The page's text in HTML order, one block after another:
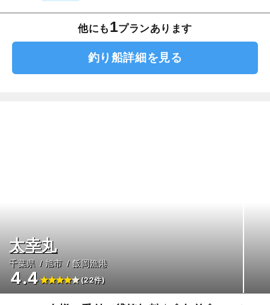
他にも 1プランあります
釣り船詳細を見る
太幸丸
千葉県
4.4